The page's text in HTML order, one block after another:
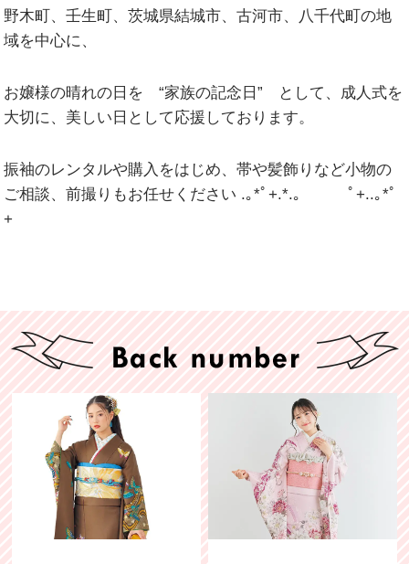
野木町、壬生町、茨城県結城市、古河市、八千代町の地
域を中心に、
お嬢様の晴れの日を “家族の記念日” として、成人式を
大切に、美しい日として応援しております。
振袖のレンタルや購入をはじめ、帯や髪飾りなど小物の
ご相談、前撮りもお任せください .｡*ﾟ+.*.｡ ﾟ+..｡*ﾟ
+